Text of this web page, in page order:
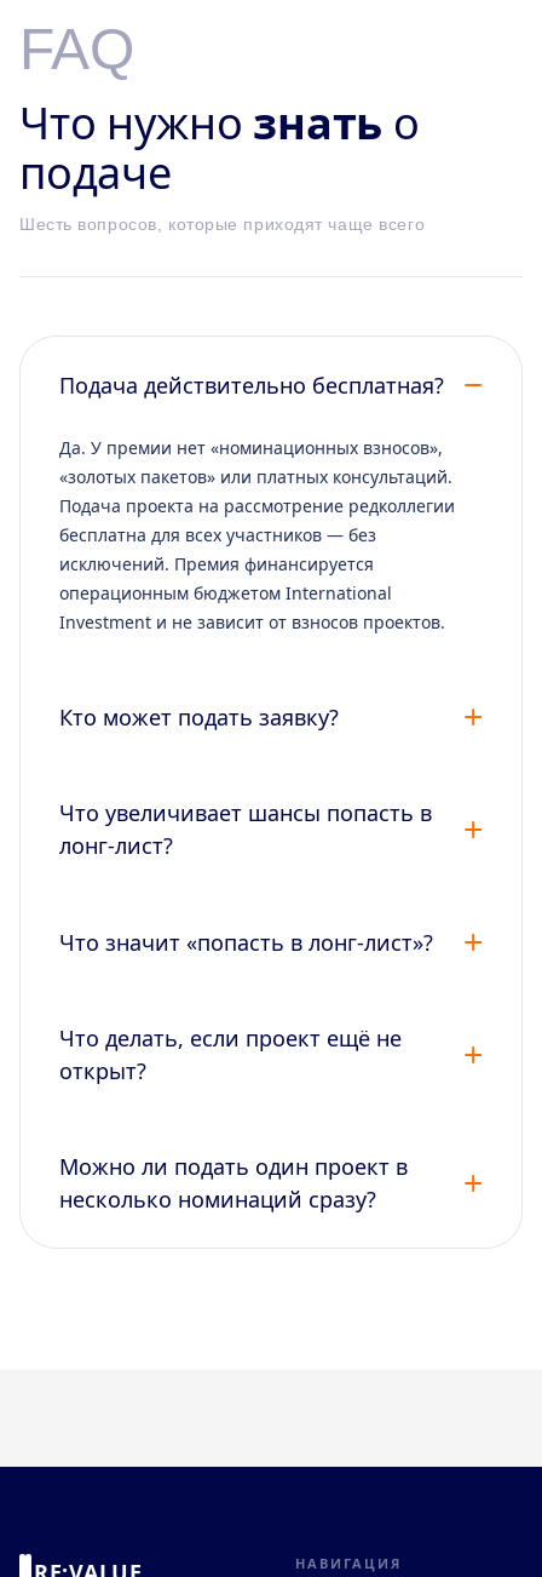
FAQ
Что нужно знать о
подаче
Шесть вопросов, которые приходят чаще всего
Подача действительно бесплатная?
Да. У премии нет «номинационных взносов»,
«золотых пакетов» или платных консультаций.
Подача проекта на рассмотрение редколлегии
бесплатна для всех участников — без
исключений. Премия финансируется
операционным бюджетом International
Investment и не зависит от взносов проектов.
Кто может подать заявку?
Что увеличивает шансы попасть в
лонг-лист?
Что значит «попасть в лонг-лист»?
Что делать, если проект ещё не
открыт?
Можно ли подать один проект в
несколько номинаций сразу?
НАВИГАЦИЯ